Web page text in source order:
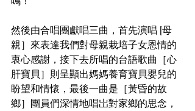
然後由合唱團獻唱三曲，首先演唱 [母
親］來表達我們對母親栽培子女恩情的
衷心感謝，接下去所唱的台語歌曲［心
肝寶貝］則呈顯出媽媽養育寶貝嬰兒的
盼望和情懷，最後一曲是［黃昏的故
鄉］團員們深情地唱岀對家鄉的思念，